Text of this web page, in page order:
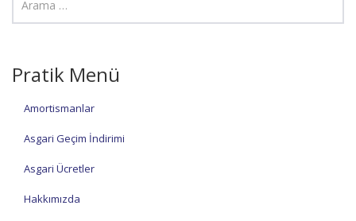
Pratik Menü
Amortismanlar
Asgari Geçim İndirimi
Asgari Ücretler
Hakkımızda